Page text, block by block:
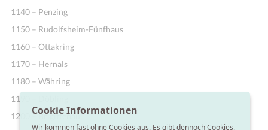
1140 – Penzing
1150 – Rudolfsheim-Fünfhaus
1160 – Ottakring
1170 – Hernals
1180 – Währing
1190 – Döbling
1200 – Brigittenau
Cookie Informationen
Wir kommen fast ohne Cookies aus. Es gibt dennoch Cookies,